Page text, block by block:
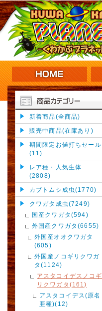
新着商品(全商品)
販売中商品(在庫あり)
期間限定お値打ちセール
(11)
レア種・人気生体
(2808)
カブトムシ成虫(1770)
クワガタ成虫(7249)
国産クワガタ(594)
外国産クワガタ(6655)
外国産オオクワガタ
(605)
外国産ノコギリクワガ
タ(1124)
アスタコイデスノコギ
リクワガタ(161)
アスタコイデス(原名
亜種)(12)